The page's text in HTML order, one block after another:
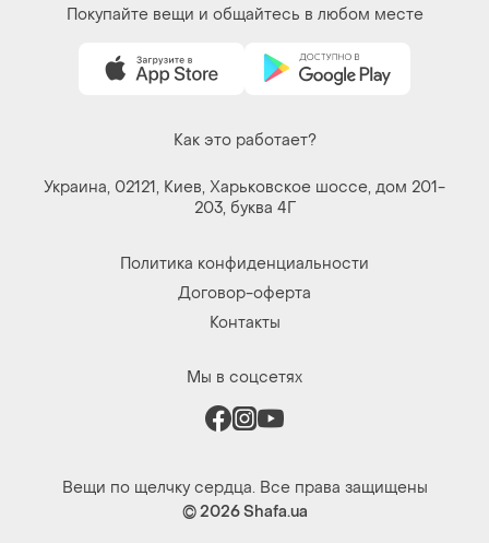
Покупайте вещи и общайтесь в любом месте
Как это работает?
Украина, 02121, Киев, Харьковское шоссе, дом 201-
203, буква 4Г
Политика конфиденциальности
Договор-оферта
Контакты
Мы в соцсетях
Вещи по щелчку сердца. Все права защищены
© 2026Shafa.ua